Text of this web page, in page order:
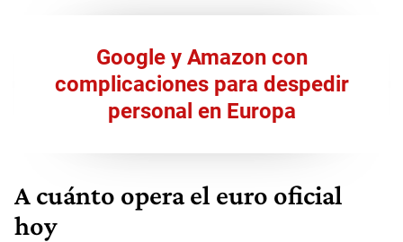
Google y Amazon con
complicaciones para despedir
personal en Europa
A cuánto opera el euro oficial
hoy